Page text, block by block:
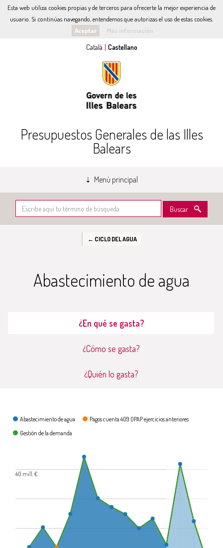
Esta web utiliza cookies propias y de terceros para ofrecerte la mejor experiencia de
usuario. Si continúas navegando, entendemos que autorizas el uso de estas cookies.
Aceptar
Más información
Presupuestos Generales de las Illes
Balears
Menú principal
Buscar
← CICLO DEL AGUA
Abastecimiento de agua
¿En qué se gasta?
¿Cómo se gasta?
¿Quién lo gasta?
¿En qué se gasta?
Abastecimiento de agua
Pagos cuenta 409 OPAP ejercicios anteriores
Gestión de la demanda
40 mill. €